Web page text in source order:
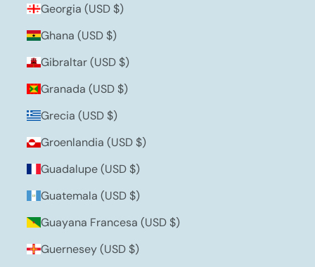
Georgia (USD $)
Ghana (USD $)
Gibraltar (USD $)
Granada (USD $)
Grecia (USD $)
Groenlandia (USD $)
Guadalupe (USD $)
Guatemala (USD $)
Guayana Francesa (USD $)
Guernesey (USD $)